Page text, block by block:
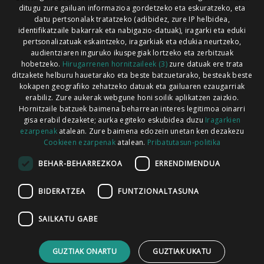
Xorroxin irratia | Lesaka | T. 948638288
Codesyntaxek garatua
HARREMANETARAKO
ditugu zure gailuan informazioa gordetzeko eta eskuratzeko, eta
datu pertsonalak tratatzeko (adibidez, zure IP helbidea,
identifikatzaile bakarrak eta nabigazio-datuak), iragarki eta eduki
pertsonalizatuak eskaintzeko, iragarkiak eta edukia neurtzeko,
audientziaren inguruko ikuspegiak lortzeko eta zerbitzuak
hobetzeko. Hirugarrenen hornitzaileek (3)zure datuak ere trata
ditzakete helburu hauetarako eta beste batzuetarako, besteak beste
kokapen geografiko zehatzeko datuak eta gailuaren ezaugarriak
erabiliz. Zure aukerak webgune honi soilik aplikatzen zaizkio.
Hornitzaile batzuek baimena beharrean interes legitimoa oinarri
gisa erabil dezakete; aurka egiteko eskubidea duzu Iragarkien
ezarpenakatalean. Zure baimena edozein unetan ken dezakezu
Cookieen ezarpenak atalean. Pribatutasun-politika
BEHAR-BEHARREZKOA ERRENDIMENDUA
BIDERATZEA FUNTZIONALTASUNA
SAILKATU GABE
GUZTIAK ONARTU GUZTIAK UKATU